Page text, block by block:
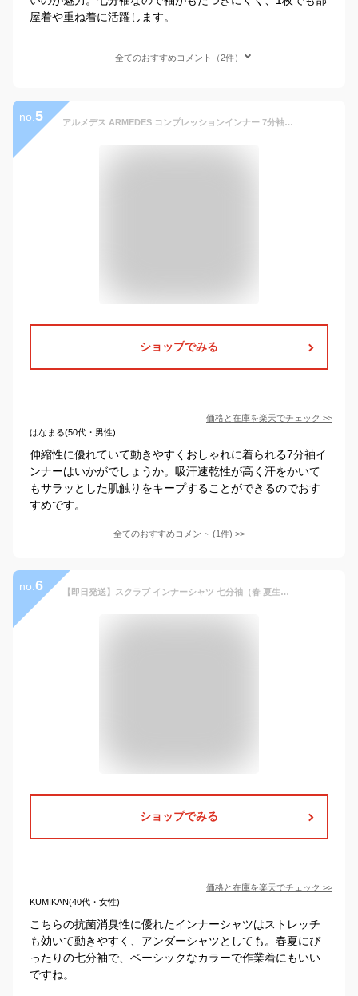
屋着や重ね着に活躍します。
全てのおすすめコメント（2件）
no. 5 アルメデス ARMEDES コンプレッションインナー 7分袖インナー ムーブフィット クールネック オールシーズン メンズ 長袖 工場MRO 病院 介護現場 調理場 UVカット 紫外線対策 吸汗速乾 通気性 伸縮性 速乾性 送料無料 M-3XL ホワイト ブラック 全2色 AR143
ショップでみる
価格と在庫を楽天でチェック >>
はなまる(50代・男性)
伸縮性に優れていて動きやすくおしゃれに着られる7分袖イ
ンナーはいかがでしょうか。吸汗速乾性が高く汗をかいて
もサラッとした肌触りをキープすることができるのでおす
すめです。
全てのおすすめコメント (1件) >
no. 6 【即日発送】スクラブ インナーシャツ 七分袖（春 夏生地）ホワイセル wh90029 男女兼用 医療用白衣 看護師 クリニック 病院 抗菌 消臭 吸汗 速乾 男性 自重堂 メディカルウェア 医師 ストレッチ アンダーシャツ【送料無料】ホワイト ブラック ネイビー
ショップでみる
価格と在庫を楽天でチェック >>
KUMIKAN(40代・女性)
こちらの抗菌消臭性に優れたインナーシャツはストレッチ
も効いて動きやすく、アンダーシャツとしても。春夏にぴ
ったりの七分袖で、ベーシックなカラーで作業着にもいい
ですね。